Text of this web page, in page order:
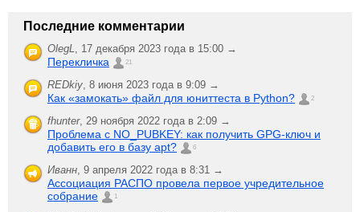
Последние комментарии
OlegL, 17 декабря 2023 года в 15:00 →
Перекличка 21
REDkiy, 8 июня 2023 года в 9:09 →
Как «замокать» файл для юниттеста в Python? 2
fhunter, 29 ноября 2022 года в 2:09 →
Проблема с NO_PUBKEY: как получить GPG-ключ и
добавить его в базу apt?
6
Иванн, 9 апреля 2022 года в 8:31 →
Ассоциация РАСПО провела первое учредительное
собрание
1